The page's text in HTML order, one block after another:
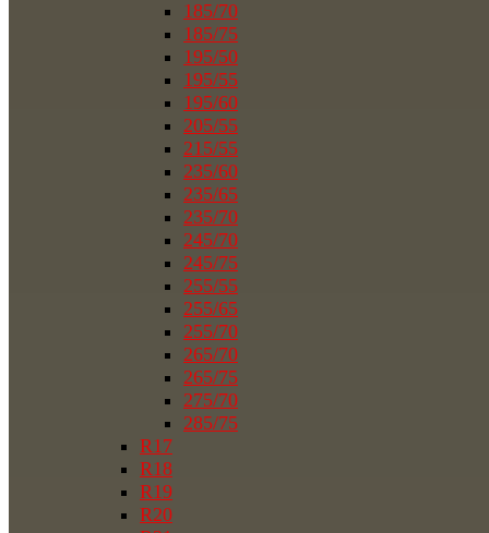
185/70
185/75
195/50
195/55
195/60
205/55
215/55
235/60
235/65
235/70
245/70
245/75
255/55
255/65
255/70
265/70
265/75
275/70
285/75
R17
R18
R19
R20